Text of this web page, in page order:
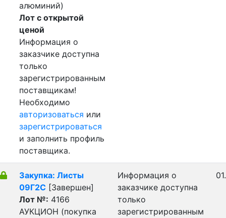
алюминий)
Лот с открытой
ценой
Информация о
заказчике доступна
только
зарегистрированным
поставщикам!
Необходимо
авторизоваться или
зарегистрироваться
и заполнить профиль
поставщика.
Закупка: Листы
09Г2С [Завершен]
Лот №: 4166
АУКЦИОН (покупка
Информация о
заказчике доступна
только
зарегистрированным